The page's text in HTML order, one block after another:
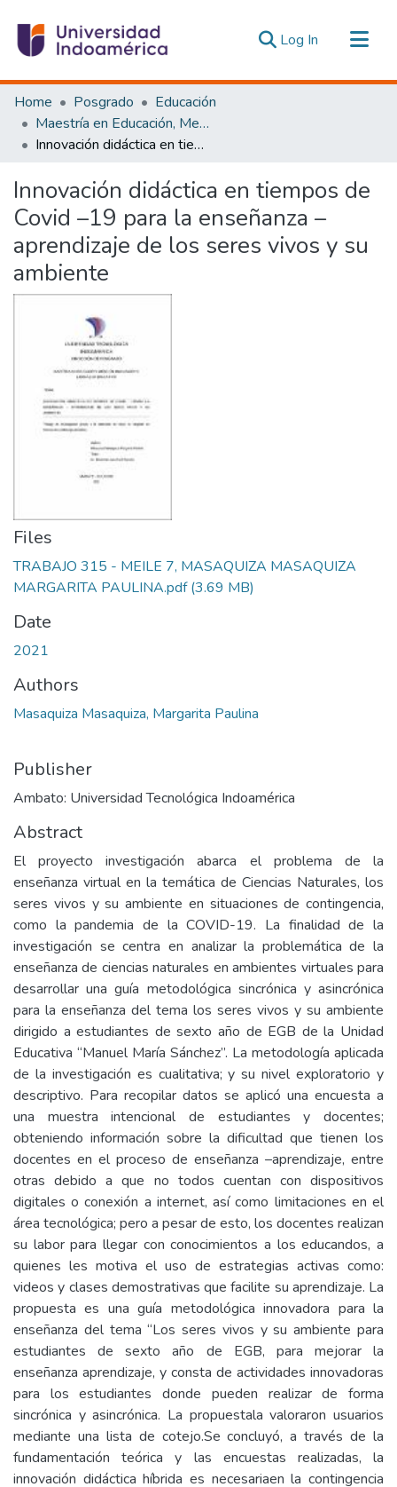
Log In (current)
Communities & Collections
All of DSpace
Statistics
Estadísticas Externas
Home Posgrado
Educación
Maestría en Educación, Mención Innovación y Liderazgo Educativo
Innovación didáctica en tiempos de Covid –19 para la enseñanza –aprendizaje de los seres vivos y su ambiente
Innovación didáctica en tiempos de
Covid –19 para la enseñanza –
aprendizaje de los seres vivos y su
ambiente
Files
TRABAJO 315 - MEILE 7, MASAQUIZA MASAQUIZA
MARGARITA PAULINA.pdf(3.69 MB)
Date
2021
Authors
Masaquiza Masaquiza, Margarita Paulina
Publisher
Ambato: Universidad Tecnológica Indoamérica
Abstract
El proyecto investigación abarca el problema de la
enseñanza virtual en la temática de Ciencias Naturales, los
seres vivos y su ambiente en situaciones de contingencia,
como la pandemia de la COVID-19. La finalidad de la
investigación se centra en analizar la problemática de la
enseñanza de ciencias naturales en ambientes virtuales para
desarrollar una guía metodológica sincrónica y asincrónica
para la enseñanza del tema los seres vivos y su ambiente
dirigido a estudiantes de sexto año de EGB de la Unidad
Educativa “Manuel María Sánchez”. La metodología aplicada
de la investigación es cualitativa; y su nivel exploratorio y
descriptivo. Para recopilar datos se aplicó una encuesta a
una muestra intencional de estudiantes y docentes;
obteniendo información sobre la dificultad que tienen los
docentes en el proceso de enseñanza –aprendizaje, entre
otras debido a que no todos cuentan con dispositivos
digitales o conexión a internet, así como limitaciones en el
área tecnológica; pero a pesar de esto, los docentes realizan
su labor para llegar con conocimientos a los educandos, a
quienes les motiva el uso de estrategias activas como:
videos y clases demostrativas que facilite su aprendizaje. La
propuesta es una guía metodológica innovadora para la
enseñanza del tema “Los seres vivos y su ambiente para
estudiantes de sexto año de EGB, para mejorar la
enseñanza aprendizaje, y consta de actividades innovadoras
para los estudiantes donde pueden realizar de forma
sincrónica y asincrónica. La propuestala valoraron usuarios
mediante una lista de cotejo.Se concluyó, a través de la
fundamentación teórica y las encuestas realizadas, la
innovación didáctica híbrida es necesariaen la contingencia